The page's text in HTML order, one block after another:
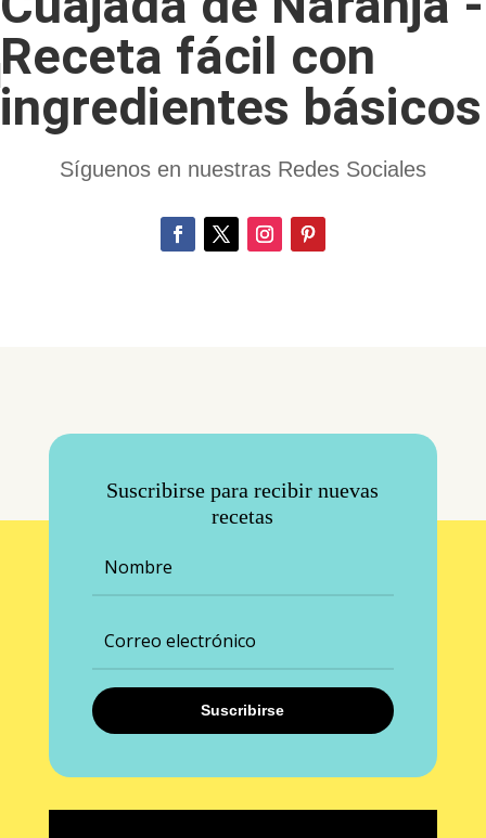
Receta fácil con
ingredientes básicos
Síguenos en nuestras Redes Sociales
Suscribirse para recibir nuevas
recetas
Suscribirse